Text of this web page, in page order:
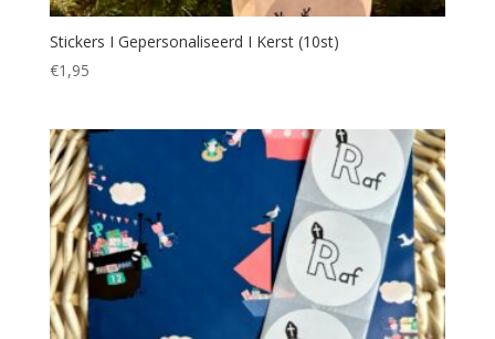
Stickers I Gepersonaliseerd I Kerst (10st)
€1,95